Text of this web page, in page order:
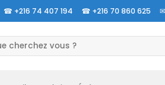
☎ +216 74 407 194 ☎ +216 70 860 625 ✉